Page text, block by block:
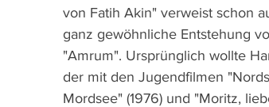
von Fatih Akin" verweist schon
ganz gewöhnliche Entstehung
"Amrum". Ursprünglich wollte
der mit den Jugendfilmen
Mordsee" (1976) und "Moritz,